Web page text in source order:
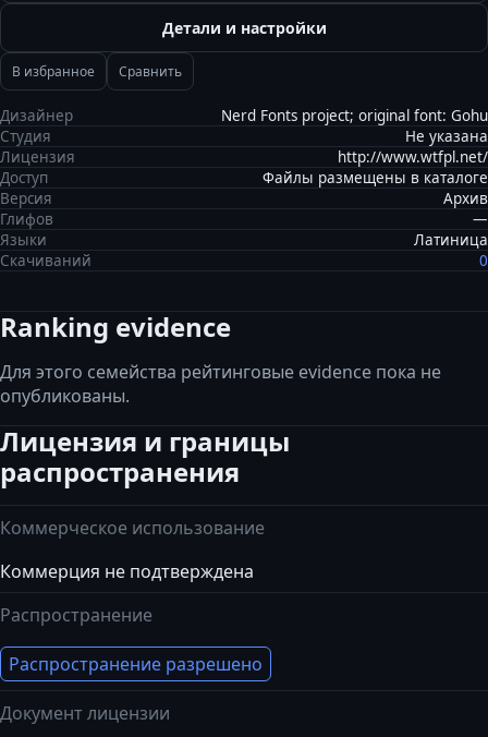
Детали и настройки
В избранное Сравнить
Дизайнер
Nerd Fonts project; original font: Gohu
Студия
Не указана
Лицензия
http://www.wtfpl.net/
Доступ
Файлы размещены в каталоге
Версия
Архив
Глифов
—
Языки
Латиница
Скачиваний
0
Ranking evidence
Для этого семейства рейтинговые evidence пока не
опубликованы.
Лицензия и границы
распространения
Коммерческое использование
Коммерция не подтверждена
Распространение
Распространение разрешено
Документ лицензии